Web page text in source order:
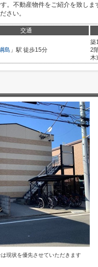
。不動産物件をご紹介を致し
さい。
交通
島 」駅 徒歩15分
築
2
木
現状を優先させていただきます